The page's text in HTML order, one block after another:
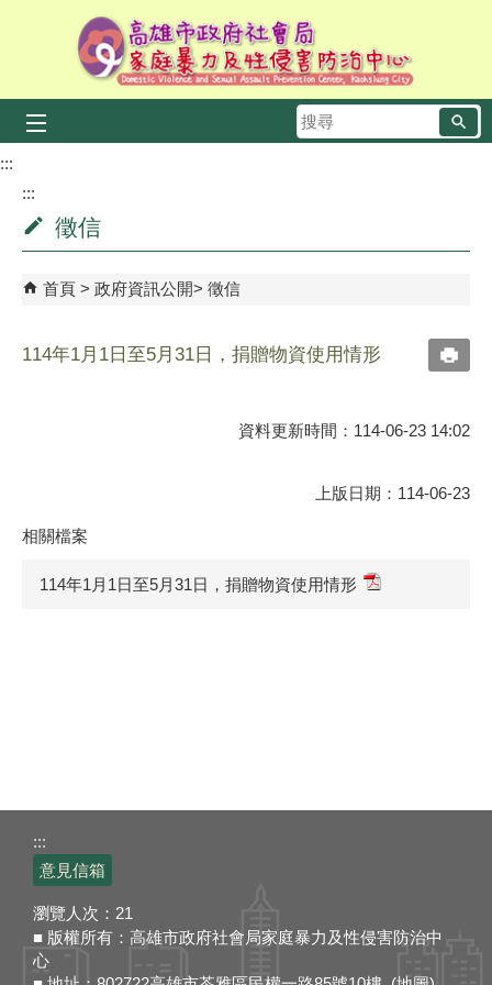
跳到主要內容區塊
搜
尋
:::
:::
徵信
首頁 政府資訊公開 徵信
114年1月1日至5月31日，捐贈物資使用情形
資料更新時間：114-06-23 14:02
上版日期：114-06-23
相關檔案
114年1月1日至5月31日，捐贈物資使用情形
:::
意見信箱
瀏覽人次： 21
■ 版權所有：高雄市政府社會局家庭暴力及性侵害防治中
心